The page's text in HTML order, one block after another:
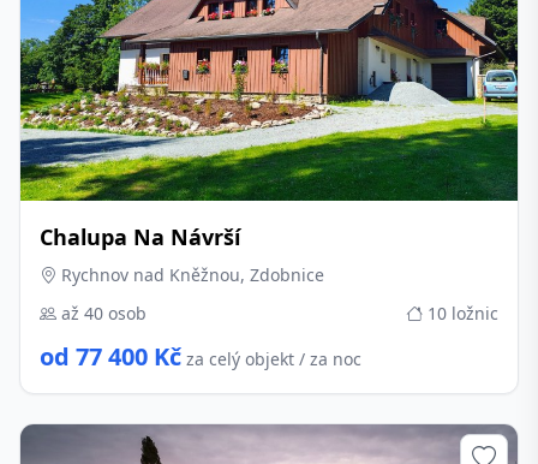
Chalupa Na Návrší
Rychnov nad Kněžnou, Zdobnice
až 40 osob
10 ložnic
od 77 400 Kč za celý objekt / za noc